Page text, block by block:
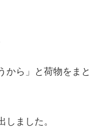
から」と荷物をまと
しました。